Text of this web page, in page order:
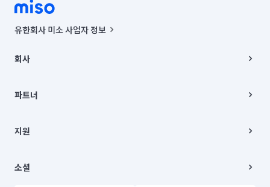
유한회사 미소 사업자 정보
00019 |
주소 | 본사: 서울특별시 종로구 율곡로 6(중학동, 트윈트리빌딩) B동 5층
컨택센터 : 서울특별시 종로구 수송동 율곡로 24, 7층, 8층 미소
상품, 상품정보, 거래에 관한 의무와 책임은 거래당사자에게 있습니다.
언론 보도 관련 문의:
© 유한회사 미소. Miso, Inc. All Rights Reserved.
회사
채용
파트너
이사
지원
이용약관
소셜